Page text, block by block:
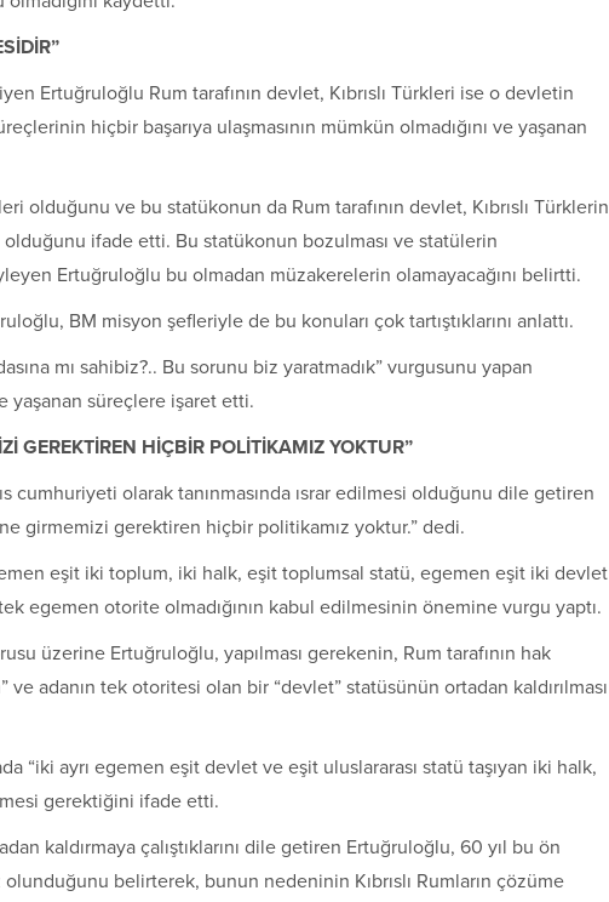
Ertuğruloğlu Rum tarafının devlet, Kıbrıslı Türkleri ise o devletin
hiçbir başarıya ulaşmasının mümkün olmadığını ve yaşanan
olduğunu ve bu statükonun da Rum tarafının devlet, Kıbrıslı Türklerin
ifade etti. Bu statükonun bozulması ve statülerin
Ertuğruloğlu bu olmadan müzakerelerin olamayacağını belirtti.
BM misyon şefleriyle de bu konuları çok tartıştıklarını anlattı.
mı sahibiz?.. Bu sorunu biz yaratmadık” vurgusunu yapan
yaşanan süreçlere işaret etti.
GEREKTİREN HİÇBİR POLİTİKAMIZ YOKTUR”
cumhuriyeti olarak tanınmasında ısrar edilmesi olduğunu dile getiren
girmemizi gerektiren hiçbir politikamız yoktur.” dedi.
eşit iki toplum, iki halk, eşit toplumsal statü, egemen eşit iki devlet
egemen otorite olmadığının kabul edilmesinin önemine vurgu yaptı.
üzerine Ertuğruloğlu, yapılması gerekenin, Rum tarafının hak
ve adanın tek otoritesi olan bir “devlet” statüsünün ortadan kaldırılması
“iki ayrı egemen eşit devlet ve eşit uluslararası statü taşıyan iki halk,
gerektiğini ifade etti.
kaldırmaya çalıştıklarını dile getiren Ertuğruloğlu, 60 yıl bu ön
belirterek, bunun nedeninin Kıbrıslı Rumların çözüme